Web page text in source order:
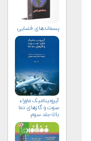
پسماندهای فضایی
آیرودینامیک ماوراء
صوت و گازهای دما
بالا-جلد سوم